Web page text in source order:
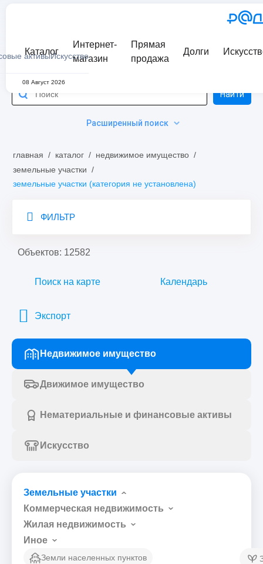
активыИскусство
Каталог
Интернет-
магазин
Прямая
продажа
Долги
08 Август 2026
Расширенный поиск
Найти
главная / каталог / недвижимое имущество /
земельные участки /
земельные участки (категория не установлена)
ФИЛЬТР
Объектов: 12582
Поиск на карте Календарь
Экспорт
Недвижимое имущество
Движимое имущество
Нематериальные и финансовые активы
Искусство
Земельные участки
Коммерческая недвижимость
Жилая недвижимость
Иное
Земли населенных пунктов